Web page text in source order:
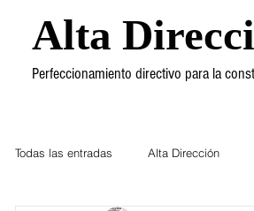
Alta
Perfeccionamiento directivo para la
Todas las entradas Alta Dirección